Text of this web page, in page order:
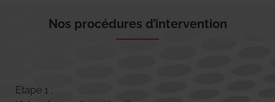
Nos procédures d’intervention
Etape 1 :